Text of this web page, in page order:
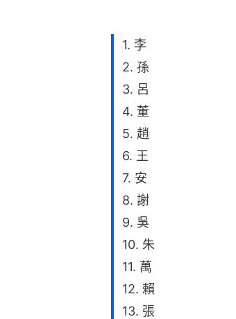
1. 李
2. 孫
3. 呂
4. 董
5. 趙
6. 王
7. 安
8. 謝
9. 吳
10. 朱
11. 萬
12. 賴
13. 張